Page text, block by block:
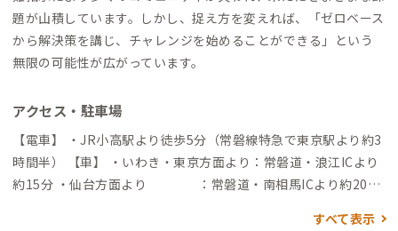
題が山積しています。しかし、捉え方を変えれば、「ゼロベース
から解決策を講じ、チャレンジを始めることができる」という
無限の可能性が広がっています。
アクセス・駐車場
【電車】 ・JR小高駅より徒歩5分（常磐線特急で東京駅より約3
時間半） 【車】 ・いわき・東京方面より：常磐道・浪江ICより
約15分 ・仙台方面より ：常磐道・南相馬ICより約20分
すべて表示